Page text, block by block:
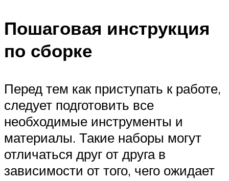
Пошаговая инструкция
по сборке
Перед тем как приступать к работе,
следует подготовить все
необходимые инструменты и
материалы. Такие наборы могут
отличаться друг от друга в
зависимости от того, чего ожидает